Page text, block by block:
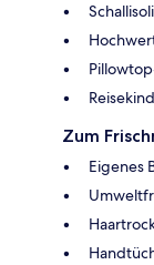
Zum
Eigenes